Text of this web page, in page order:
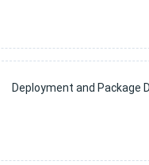
Deployment and Package